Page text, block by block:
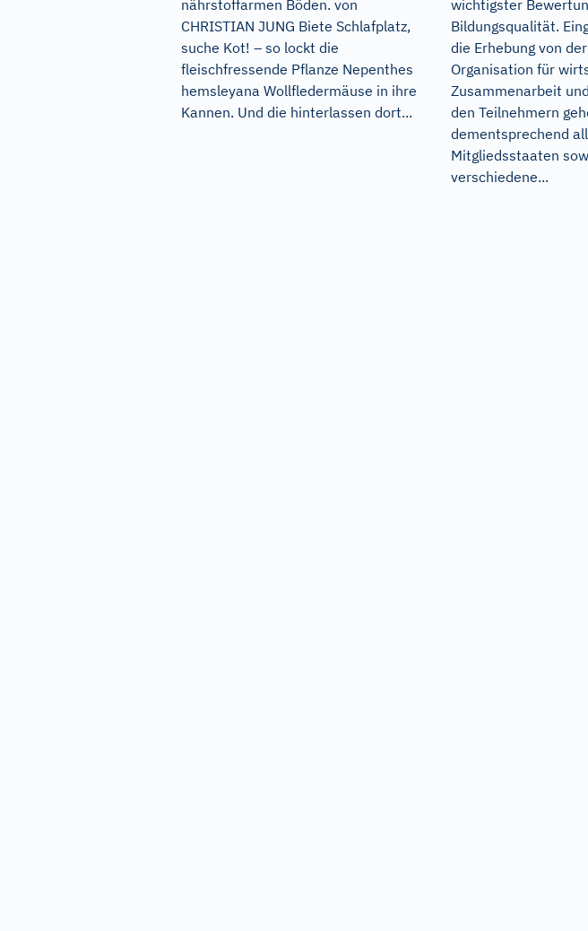
nährstoffarmen Böden. von
CHRISTIAN JUNG Biete Schlafplatz,
suche Kot! – so lockt die
fleischfressende Pflanze Nepenthes
hemsleyana Wollfledermäuse in ihre
Kannen. Und die hinterlassen dort...
wichtigster
Bildungsqualität.
die Erhebung von
Organisation für
Zusammenarbeit
den Teilnehmern
dementsprechend
Mitgliedsstaaten
verschiedene...